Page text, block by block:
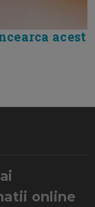
acest
online